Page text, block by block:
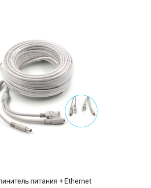
питания + Ethernet